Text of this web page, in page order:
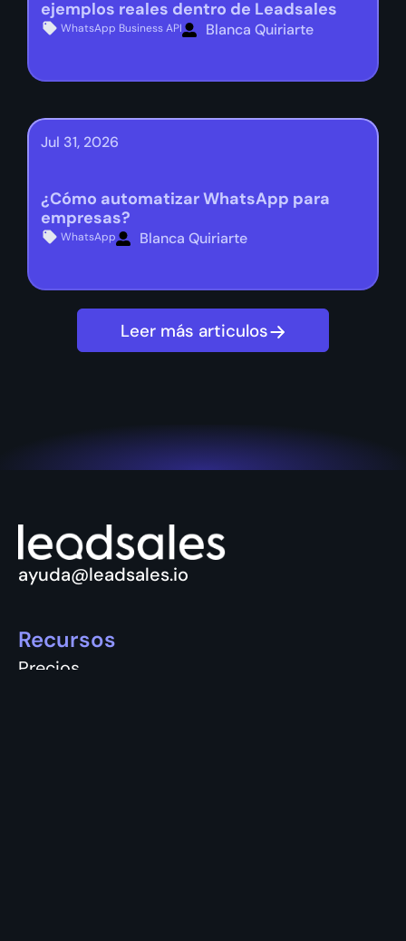
ejemplos reales dentro de Leadsales
WhatsApp Business API Blanca Quiriarte
Jul 31, 2026
¿Cómo automatizar WhatsApp para
empresas?
WhatsApp Blanca Quiriarte
Leer más articulos
ayuda@leadsales.io
Recursos
Precios